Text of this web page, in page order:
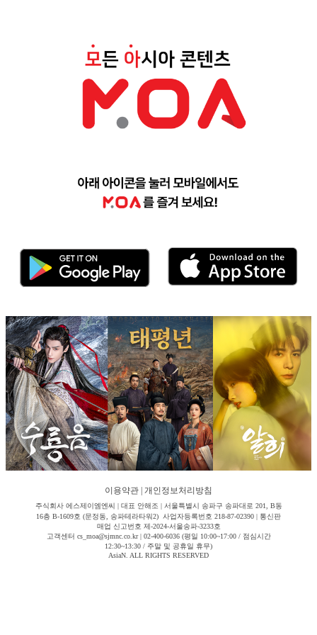
이용약관 개인정보처리방침
주식회사 에스제이엠엔씨 | 대표 안해조 | 서울특별시 송파구 송파대로 201, B동
16층 B-1609호 (문정동, 송파테라타워2) 사업자등록번호 218-87-02390 | 통신판
매업 신고번호 제-2024-서울송파-3233호
고객센터 cs_moa@sjmnc.co.kr | 02-400-6036 (평일 10:00~17:00 / 점심시간
12:30~13:30 / 주말 및 공휴일 휴무)
AsiaN. ALL RIGHTS RESERVED